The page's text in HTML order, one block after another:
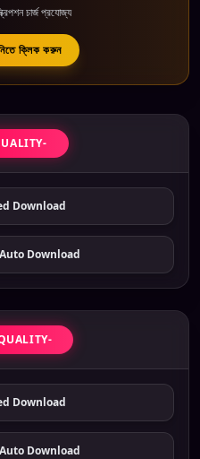
চার্জ প্রযোজ্য
নিতে ক্লিক করুন
Download
Download
Download
Download